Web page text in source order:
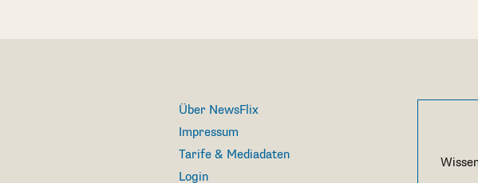
Über NewsFlix
Impressum
Tarife & Mediadaten
Login